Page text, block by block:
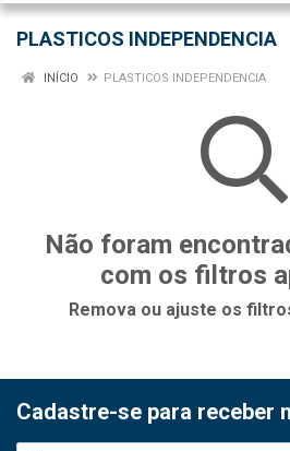
PLASTICOS INDEPENDENCIA
INÍCIO PLASTICOS INDEPENDENCIA
Não foram
com os filtros
Remova ou ajuste os
Cadastre-se para receber